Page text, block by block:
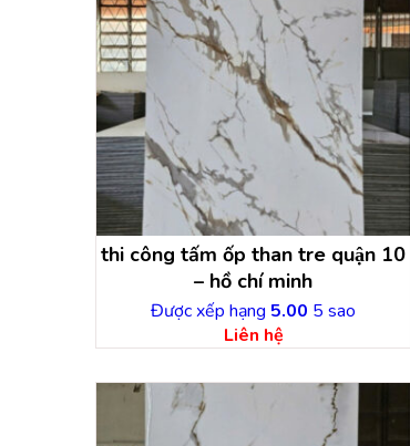
thi công tấm ốp than tre quận 10
– hồ chí minh
Được xếp hạng 5.00 5 sao
Liên hệ